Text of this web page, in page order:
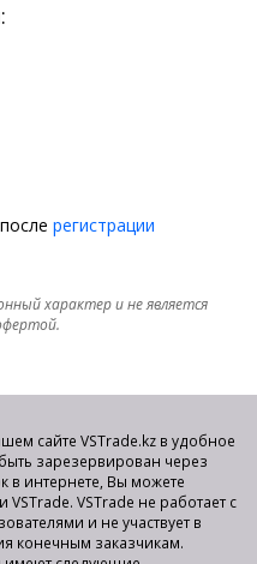
регистрации
характер и не является
сайте VSTrade.kz в удобное
зарезервирован через
в интернете, Вы можете
VSTrade не работает с
и не участвует в
конечным заказчикам.